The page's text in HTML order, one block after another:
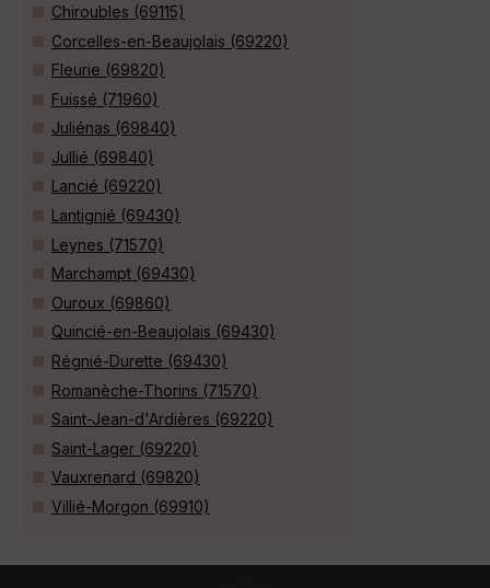
Chiroubles (69115)
Corcelles-en-Beaujolais (69220)
Fleurie (69820)
Fuissé (71960)
Juliénas (69840)
Jullié (69840)
Lancié (69220)
Lantignié (69430)
Leynes (71570)
Marchampt (69430)
Ouroux (69860)
Quincié-en-Beaujolais (69430)
Régnié-Durette (69430)
Romanèche-Thorins (71570)
Saint-Jean-d'Ardières (69220)
Saint-Lager (69220)
Vauxrenard (69820)
Villié-Morgon (69910)